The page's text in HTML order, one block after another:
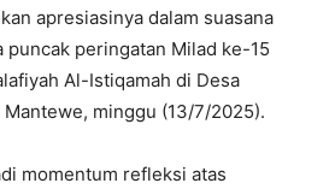
apresiasinya dalam suasana
puncak peringatan Milad ke-15
Al-Istiqamah di Desa
Mantewe, minggu (13/7/2025).
momentum refleksi atas